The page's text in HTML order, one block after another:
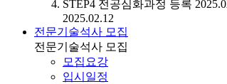
STEP4 전공심화과정 등록
2025.02.12
전문기술석사 모집
전문기술석사 모집
모집요강
입시일정